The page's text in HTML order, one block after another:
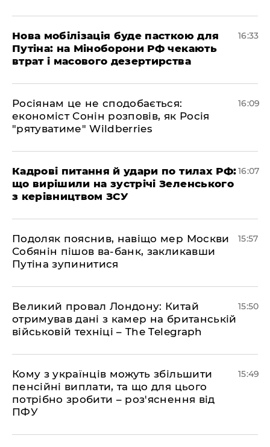
Нова мобілізація буде пасткою для
Путіна: на Міноборони РФ чекають
втрат і масового дезертирства
16:33
Росіянам це не сподобається:
економіст Сонін розповів, як Росія
"рятуватиме" Wildberries
16:09
Кадрові питання й удари по тилах РФ:
що вирішили на зустрічі Зеленського
з керівництвом ЗСУ
16:07
Подоляк пояснив, навіщо мер Москви
Собянін пішов ва-банк, закликавши
Путіна зупинитися
15:57
Великий провал Лондону: Китай
отримував дані з камер на британській
військовій техніці – The Telegraph
15:50
Кому з українців можуть збільшити
пенсійні виплати, та що для цього
потрібно зробити – роз'яснення від
ПФУ
15:49